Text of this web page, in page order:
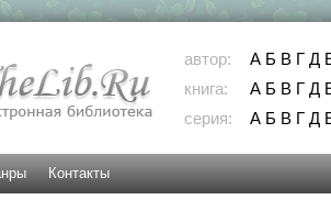
автор: А Б В Г Д
книга:
А Б В Г Д
серия:
А Б В Г Д
Контакты